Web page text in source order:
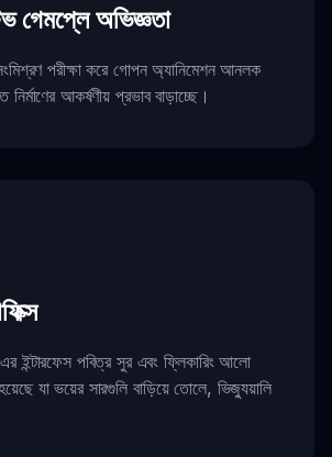
গেমপ্লে অভিজ্ঞতা
পরীক্ষা করে গোপন অ্যানিমেশন আনলক
আকর্ষণীয় প্রভাব বাড়াচ্ছে।
ইন্টারফেস পবিত্র সুর এবং ফ্লিকারিং আলো
যা ভয়ের সারগুলি বাড়িয়ে তোলে, ভিজ্যুয়ালি